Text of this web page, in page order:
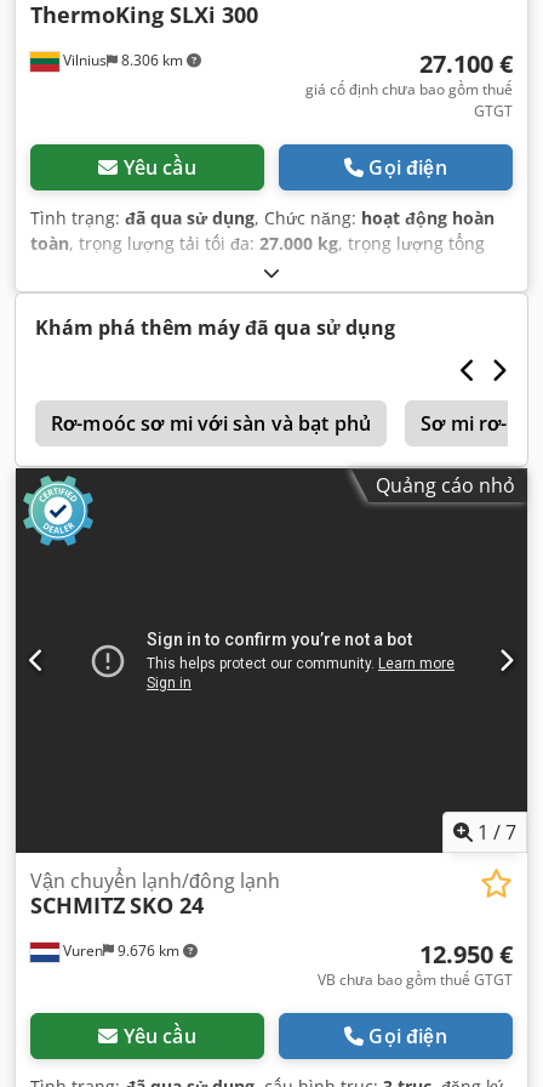
Vilnius 8.306 km
ThermoKing SLXi 300
27.100 €
giá cố định chưa bao gồm thuế
GTGT
Yêu cầu Gọi điện
Tình trạng: đã qua sử dụng, Chức năng: hoạt động hoàn
toàn, trọng lượng tải tối đa: 27.000 kg, trọng lượng tổng
, cấu hình trục:3 trục
05/2019, tổng chiều dài:13.400 mm, tổng chiều rộng:
2.460 mm, hệ thống treo: không khí, màu sắc:
sản xuất:
bộ làm mát, lịch sử bảo dưỡng
Khám phá thêm máy đã qua sử dụng
Rơ-moóc sơ mi với sàn và bạt phủ Sơ mi rơ-
Quảng cáo nhỏ
1 /7
Vuren 9.676 km
Vận chuyển lạnh/đông lạnh
SCHMITZSKO 24
12.950 €
VB chưa bao gồm thuế GTGT
Yêu cầu Gọi điện